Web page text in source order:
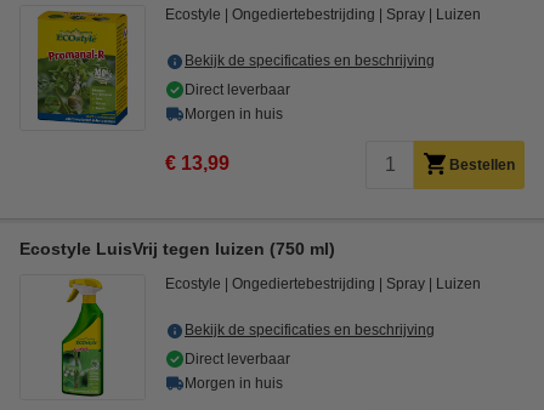
Ecostyle Ongediertebestrijding Spray Luizen
Bekijk de specificaties en beschrijving
Direct leverbaar
Morgen in huis
€ 13,99 Bestellen
Ecostyle LuisVrij tegen luizen (750 ml)
Ecostyle Ongediertebestrijding Spray Luizen
Bekijk de specificaties en beschrijving
Direct leverbaar
Morgen in huis